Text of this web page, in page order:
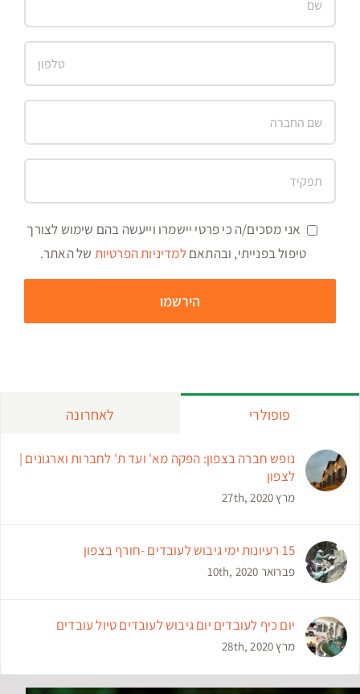
אני מסכים/ה כי פרטי יישמרו וייעשה בהם שימוש לצורך
טיפול בפנייתי, ובהתאםלמדיניות הפרטיות של האתר.
פופולרי לאחרונה
נופש חברה בצפון: הפקה מא' ועד ת' לחברות וארגונים |
לצפון
מרץ 27th, 2020
15 רעיונות ימי גיבוש לעובדים -חורף בצפון
פברואר 10th, 2020
יום כיף לעובדים יום גיבוש לעובדים טיול עובדים
מרץ 28th, 2020